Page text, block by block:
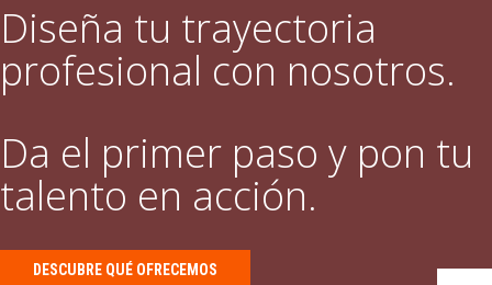
Diseña tu trayectoria
profesional con nosotros.
Da el primer paso y pon tu
talento en acción.
DESCUBRE QUÉ OFRECEMOS